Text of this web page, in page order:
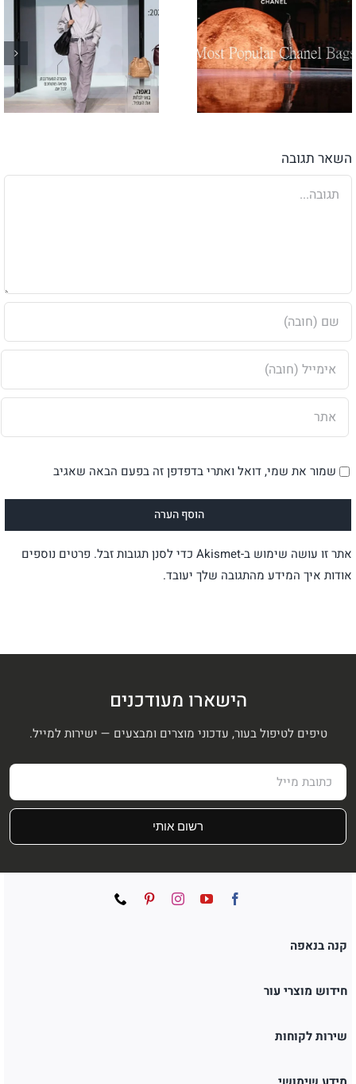
השאר תגובה
שמור את שמי, דואל ואתרי בדפדפן זה בפעם הבאה שאגיב
אתר זו עושה שימוש ב-Akismet כדי לסנן תגובות זבל.
פרטים נוספים
אודות איך המידע מהתגובה שלך יעובד.
הישארו מעודכנים
טיפים לטיפול בעור, עדכוני מוצרים ומבצעים — ישירות למייל.
רשום אותי
קנה בנאפה
חידוש מוצרי עור
שירות לקוחות